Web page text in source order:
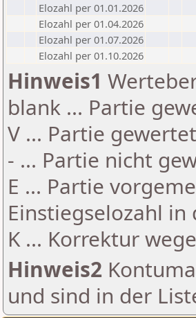
Elozahl per 01.01.2026
Elozahl per 01.04.2026
Elozahl per 01.07.2026
Elozahl per 01.10.2026
Hinweis1
blank ... Partie
V ... Partie
- ... Partie nicht
E ... Partie
Einstiegselozahl
K ... Korrektur
Hinweis2
und sind in der